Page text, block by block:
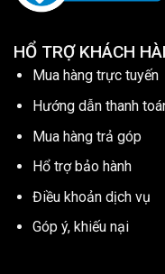
HỔ TRỢ KHÁCH
Mua hàng trực tuyến
Hướng dẫn thanh
Mua hàng trả góp
Hổ trợ bảo hành
Điều khoản dịch vụ
Góp ý, khiếu nại